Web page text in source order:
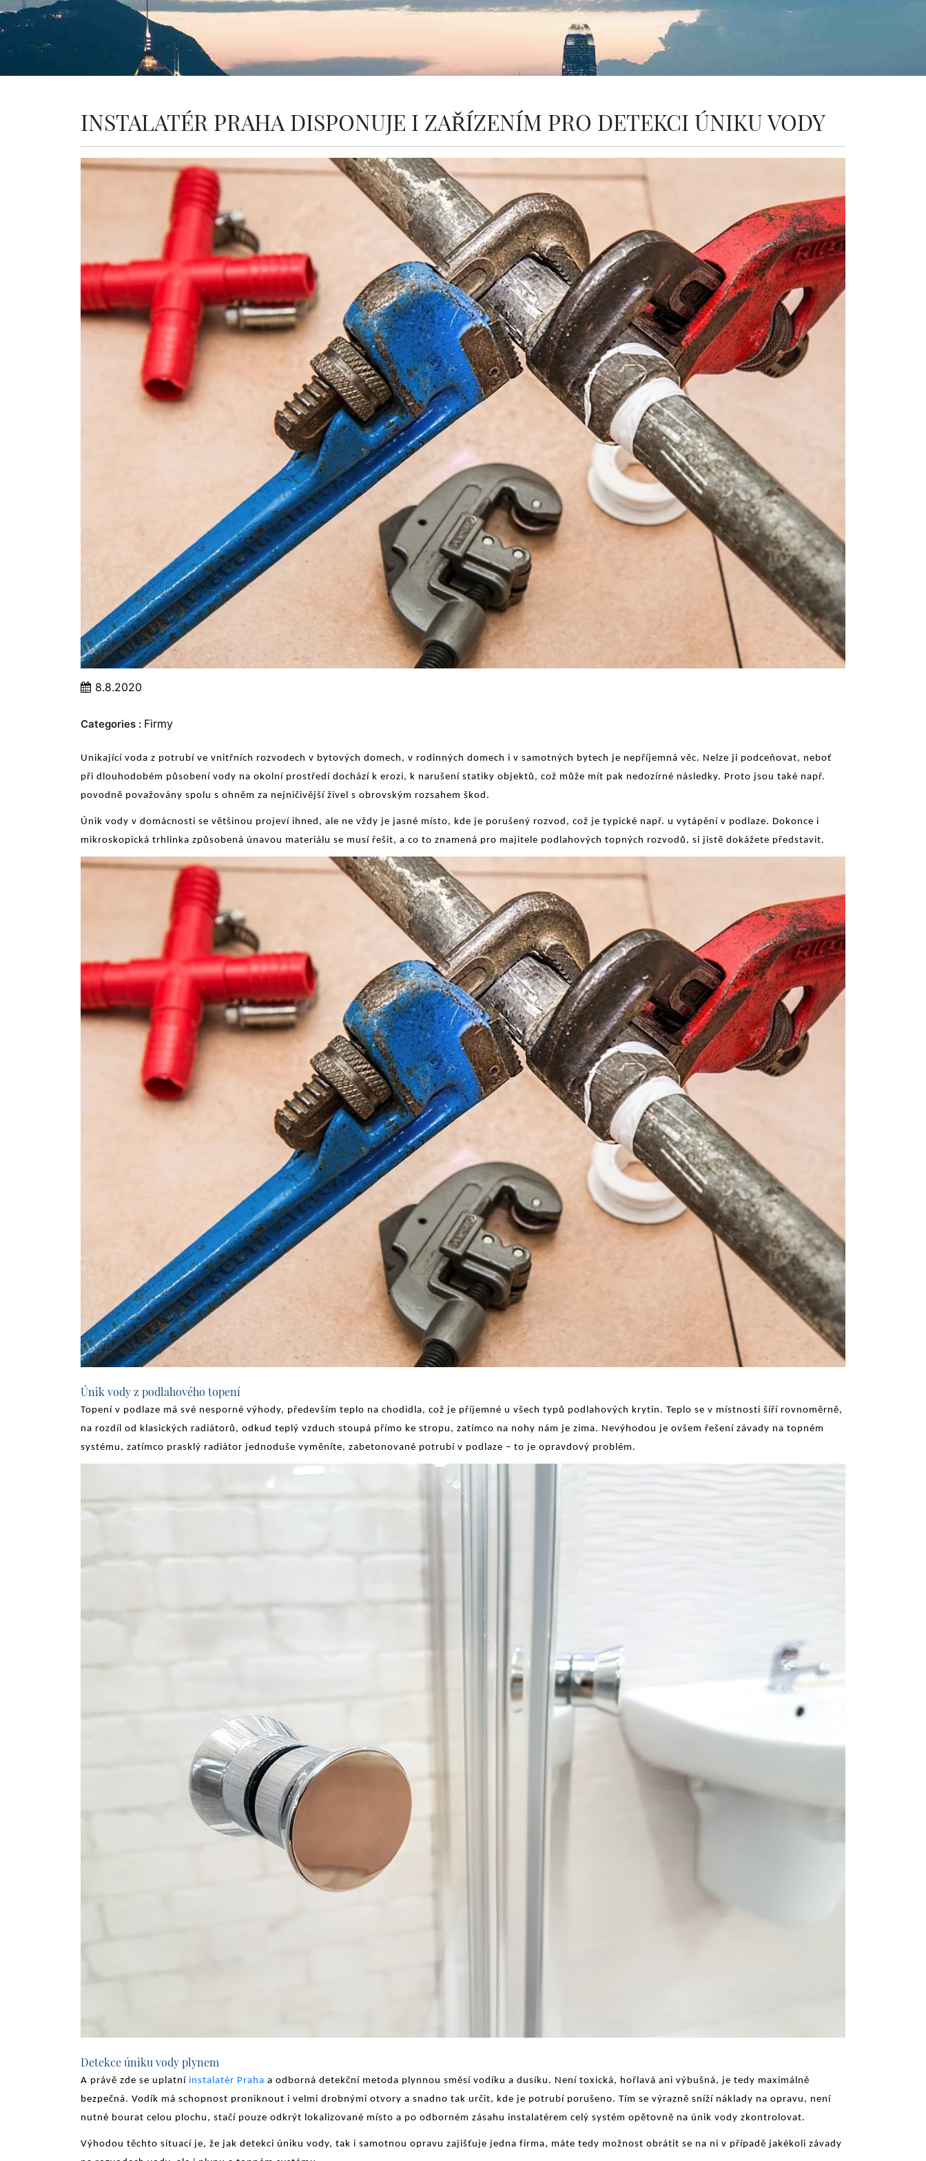
INSTALATÉR PRAHA DISPONUJE I ZAŘÍZENÍM PRO DETEKCI ÚNIKU VODY
8.8.2020
Categories : Firmy
Unikající voda z potrubí ve vnitřních rozvodech v bytových domech, v rodinných domech i v samotných bytech je nepříjemná věc. Nelze ji podceňovat, neboť
při dlouhodobém působení vody na okolní prostředí dochází k erozi, k narušení statiky objektů, což může mít pak nedozírné následky. Proto jsou také např.
povodně považovány spolu s ohněm za nejničivější živel s obrovským rozsahem škod.
Únik vody v domácnosti se většinou projeví ihned, ale ne vždy je jasné místo, kde je porušený rozvod, což je typické např. u vytápění v podlaze. Dokonce i
mikroskopická trhlinka způsobená únavou materiálu se musí řešit, a co to znamená pro majitele podlahových topných rozvodů, si jistě dokážete představit.
Únik vody z podlahového topení
Topení v podlaze má své nesporné výhody, především teplo na chodidla, což je příjemné u všech typů podlahových krytin. Teplo se v místnosti šíří rovnoměrně,
na rozdíl od klasických radiátorů, odkud teplý vzduch stoupá přímo ke stropu, zatímco na nohy nám je zima. Nevýhodou je ovšem řešení závady na topném
systému, zatímco prasklý radiátor jednoduše vyměníte, zabetonované potrubí v podlaze – to je opravdový problém.
Detekce úniku vody plynem
A právě zde se uplatní instalatér Praha a odborná detekční metoda plynnou směsí vodíku a dusíku. Není toxická, hořlavá ani výbušná, je tedy maximálně
bezpečná. Vodík má schopnost proniknout i velmi drobnými otvory a snadno tak určit, kde je potrubí porušeno. Tím se výrazně sníží náklady na opravu, není
nutné bourat celou plochu, stačí pouze odkrýt lokalizované místo a po odborném zásahu instalatérem celý systém opětovně na únik vody zkontrolovat.
Výhodou těchto situací je, že jak detekci úniku vody, tak i samotnou opravu zajišťuje jedna firma, máte tedy možnost obrátit se na ni v případě jakékoli závady